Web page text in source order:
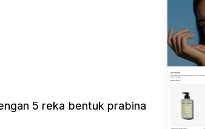
5 reka bentuk prabina